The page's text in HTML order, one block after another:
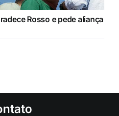
Rosso e pede aliança